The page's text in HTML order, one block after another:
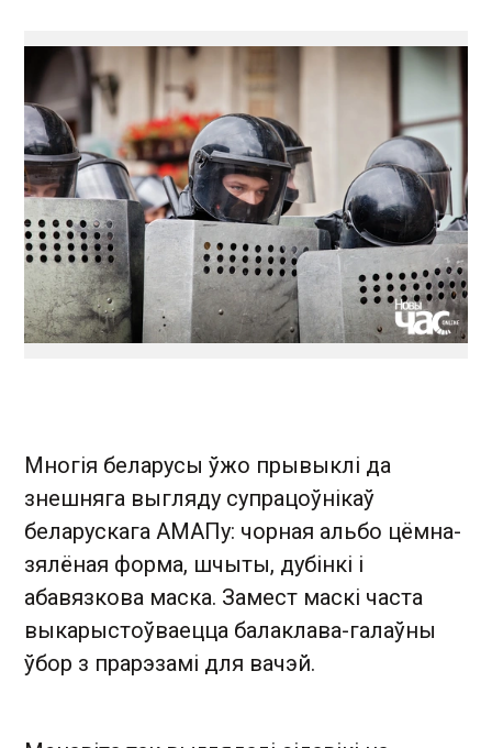
Многія беларусы ўжо прывыклі да
знешняга выгляду супрацоўнікаў
беларускага АМАПу: чорная альбо цёмна-
зялёная форма, шчыты, дубінкі і
абавязкова маска. Замест маскі часта
выкарыстоўваецца балаклава-галаўны
ўбор з прарэзамі для вачэй.